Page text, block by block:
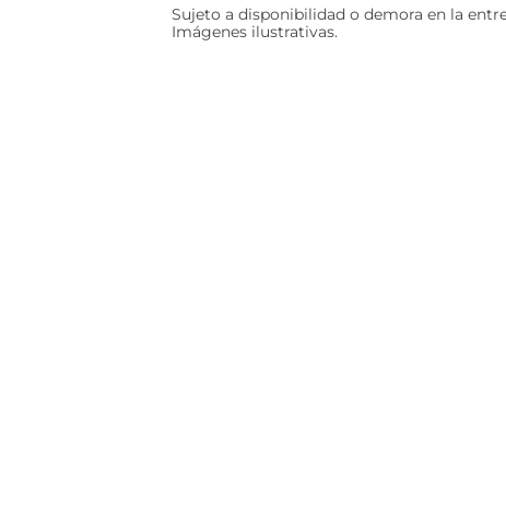
Sujeto a disponibilidad o demora en la
Imágenes ilustrativas.